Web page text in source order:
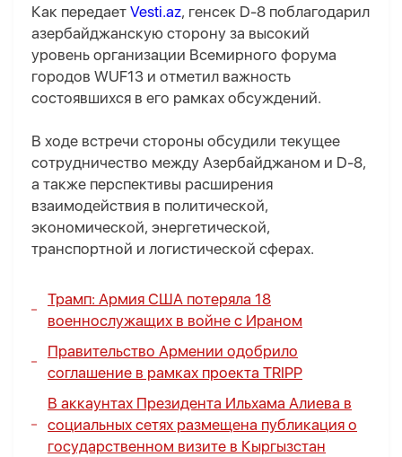
Как передает Vesti.az, генсек D-8 поблагодарил
азербайджанскую сторону за высокий
уровень организации Всемирного форума
городов WUF13 и отметил важность
состоявшихся в его рамках обсуждений.
В ходе встречи стороны обсудили текущее
сотрудничество между Азербайджаном и D-8,
а также перспективы расширения
взаимодействия в политической,
экономической, энергетической,
транспортной и логистической сферах.
Трамп: Армия США потеряла 18
военнослужащих в войне с Ираном
Правительство Армении одобрило
соглашение в рамках проекта TRIPP
В аккаунтах Президента Ильхама Алиева в
социальных сетях размещена публикация о
государственном визите в Кыргызстан